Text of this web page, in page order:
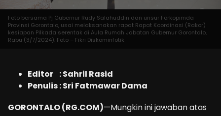
Foto bersama Pj Gubernur Rudy Salahuddin dan unsur Forkopimda
Provinsi Gorontalo, usai melaksanakan rapat Rapat Koordinasi (Rakor)
kesiapan Pilkada serentak di Aula Rumah Jabatan Gubernur Gorontalo,
Rabu (3/7/2024). Foto – Fikri Diskominfotik
Editor : Sahril Rasid
Penulis : Sri Fatmawar Dama
GORONTALO (RG.COM)—Mungkin ini jawaban atas